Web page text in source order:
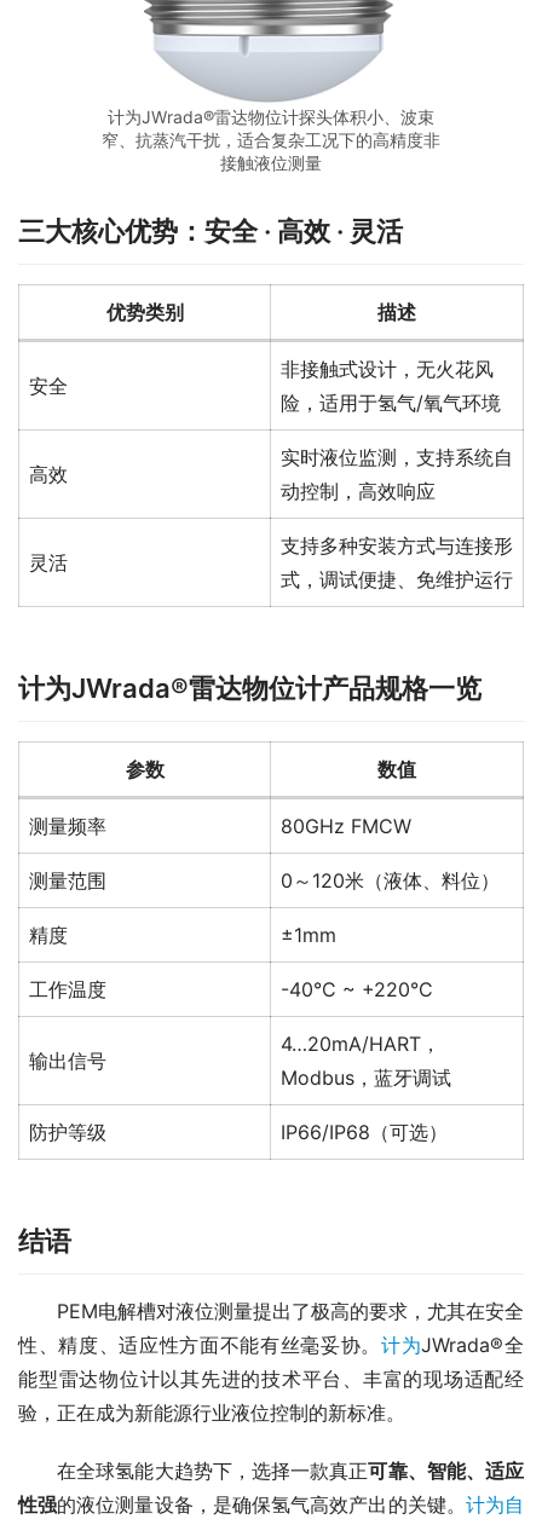
计为JWrada®雷达物位计探头体积小、波束
窄、抗蒸汽干扰，适合复杂工况下的高精度非
接触液位测量
三大核心优势：安全 · 高效 · 灵活
优势类别 描述
安全
非接触式设计，无火花风
险，适用于氢气/氧气环境
高效
实时液位监测，支持系统自
动控制，高效响应
灵活
支持多种安装方式与连接形
式，调试便捷、免维护运行
计为JWrada®雷达物位计产品规格一览
参数 数值
测量频率 80GHz FMCW
测量范围 0～120米（液体、料位）
精度 ±1mm
工作温度 -40°C ~ +220°C
输出信号
4…20mA/HART，
Modbus，蓝牙调试
防护等级 IP66/IP68（可选）
结语
PEM电解槽对液位测量提出了极高的要求，尤其在安全
性、精度、适应性方面不能有丝毫妥协。 计为JWrada®全
能型雷达物位计以其先进的技术平台、丰富的现场适配经
验，正在成为新能源行业液位控制的新标准。
在全球氢能大趋势下，选择一款真正可靠、智能、适应
性强的液位测量设备，是确保氢气高效产出的关键。 计为自